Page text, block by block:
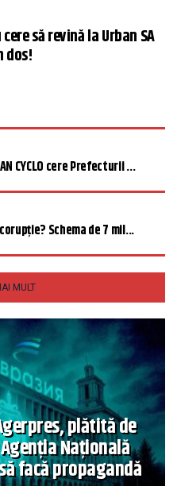
să revină la Urban SA
dos!
CYCLO cere Prefecturii ...
Schema de 7 mil...
MULT
plătită de
Națională
facă propagandă